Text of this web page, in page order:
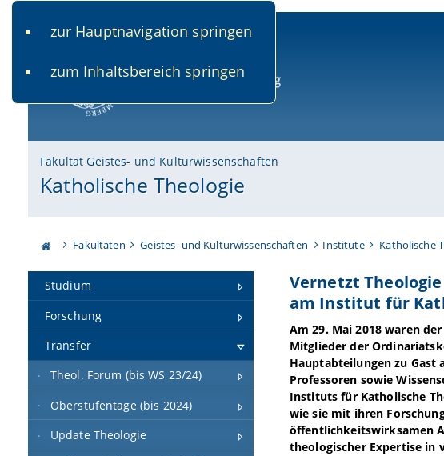
zur Hauptnavigation springen
zum Inhaltsbereich springen
Fakultät Geistes- und Kulturwissenschaften
Katholische Theologie
Fakultäten Geistes- und Kulturwissenschaften Institute Katholische
Studium
Forschung
Transfer
Theol. Forum (bis WS 23/24)
Oberstufentage (bis 2024)
Update Theologie
Vernetzt
am Institut für
Am 29. Mai 2018 waren
Mitglieder der
Hauptabteilungen zu Gast
Professoren sowie
Instituts für Katholische
wie sie mit ihren
öffentlichkeitswirksamen
theologischer Expertise in